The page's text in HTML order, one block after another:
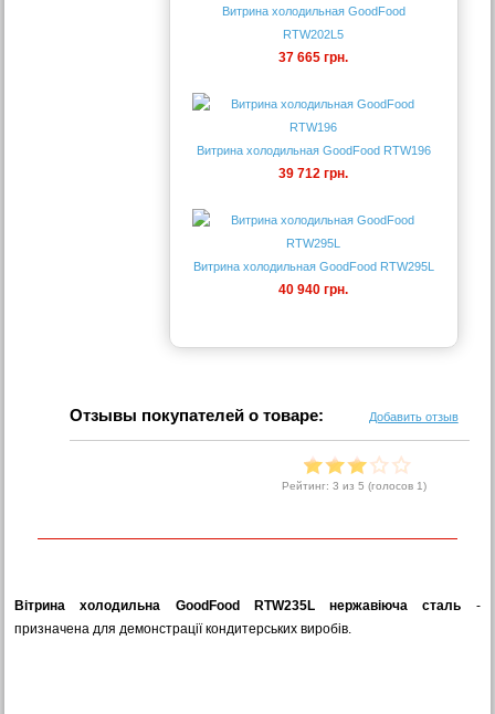
Витрина холодильная GoodFood
RTW202L5
37 665 грн.
Витрина холодильная GoodFood RTW196
39 712 грн.
Витрина холодильная GoodFood RTW295L
40 940 грн.
Отзывы покупателей о товаре: Добавить отзыв
Рейтинг: 3 из 5 (голосов 1)
Вітрина холодильна GoodFood RTW235L нержавіюча сталь -
призначена для демонстрації кондитерських виробів.